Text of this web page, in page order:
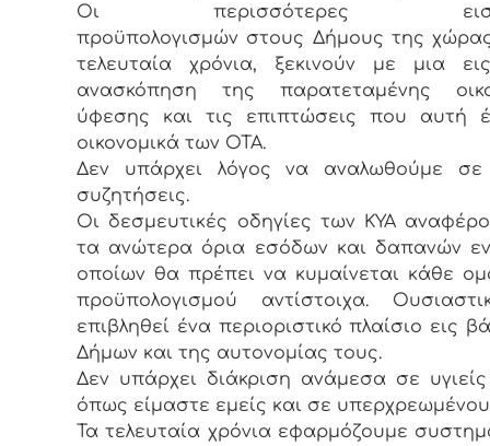
Οι περισσότερες
προϋπολογισμών στους Δήμους της
τελευταία χρόνια, ξεκινούν με μια
ανασκόπηση της παρατεταμένης
ύφεσης και τις επιπτώσεις που αυτή
οικονομικά των ΟΤΑ.
Δεν υπάρχει λόγος να αναλωθούμε σε
συζητήσεις.
Οι δεσμευτικές οδηγίες των ΚΥΑ
τα ανώτερα όρια εσόδων και δαπανών
οποίων θα πρέπει να κυμαίνεται κάθε
προϋπολογισμού αντίστοιχα.
επιβληθεί ένα περιοριστικό πλαίσιο εις
Δήμων και της αυτονομίας τους.
Δεν υπάρχει διάκριση ανάμεσα σε
όπως είμαστε εμείς και σε
Τα τελευταία χρόνια εφαρμόζουμε